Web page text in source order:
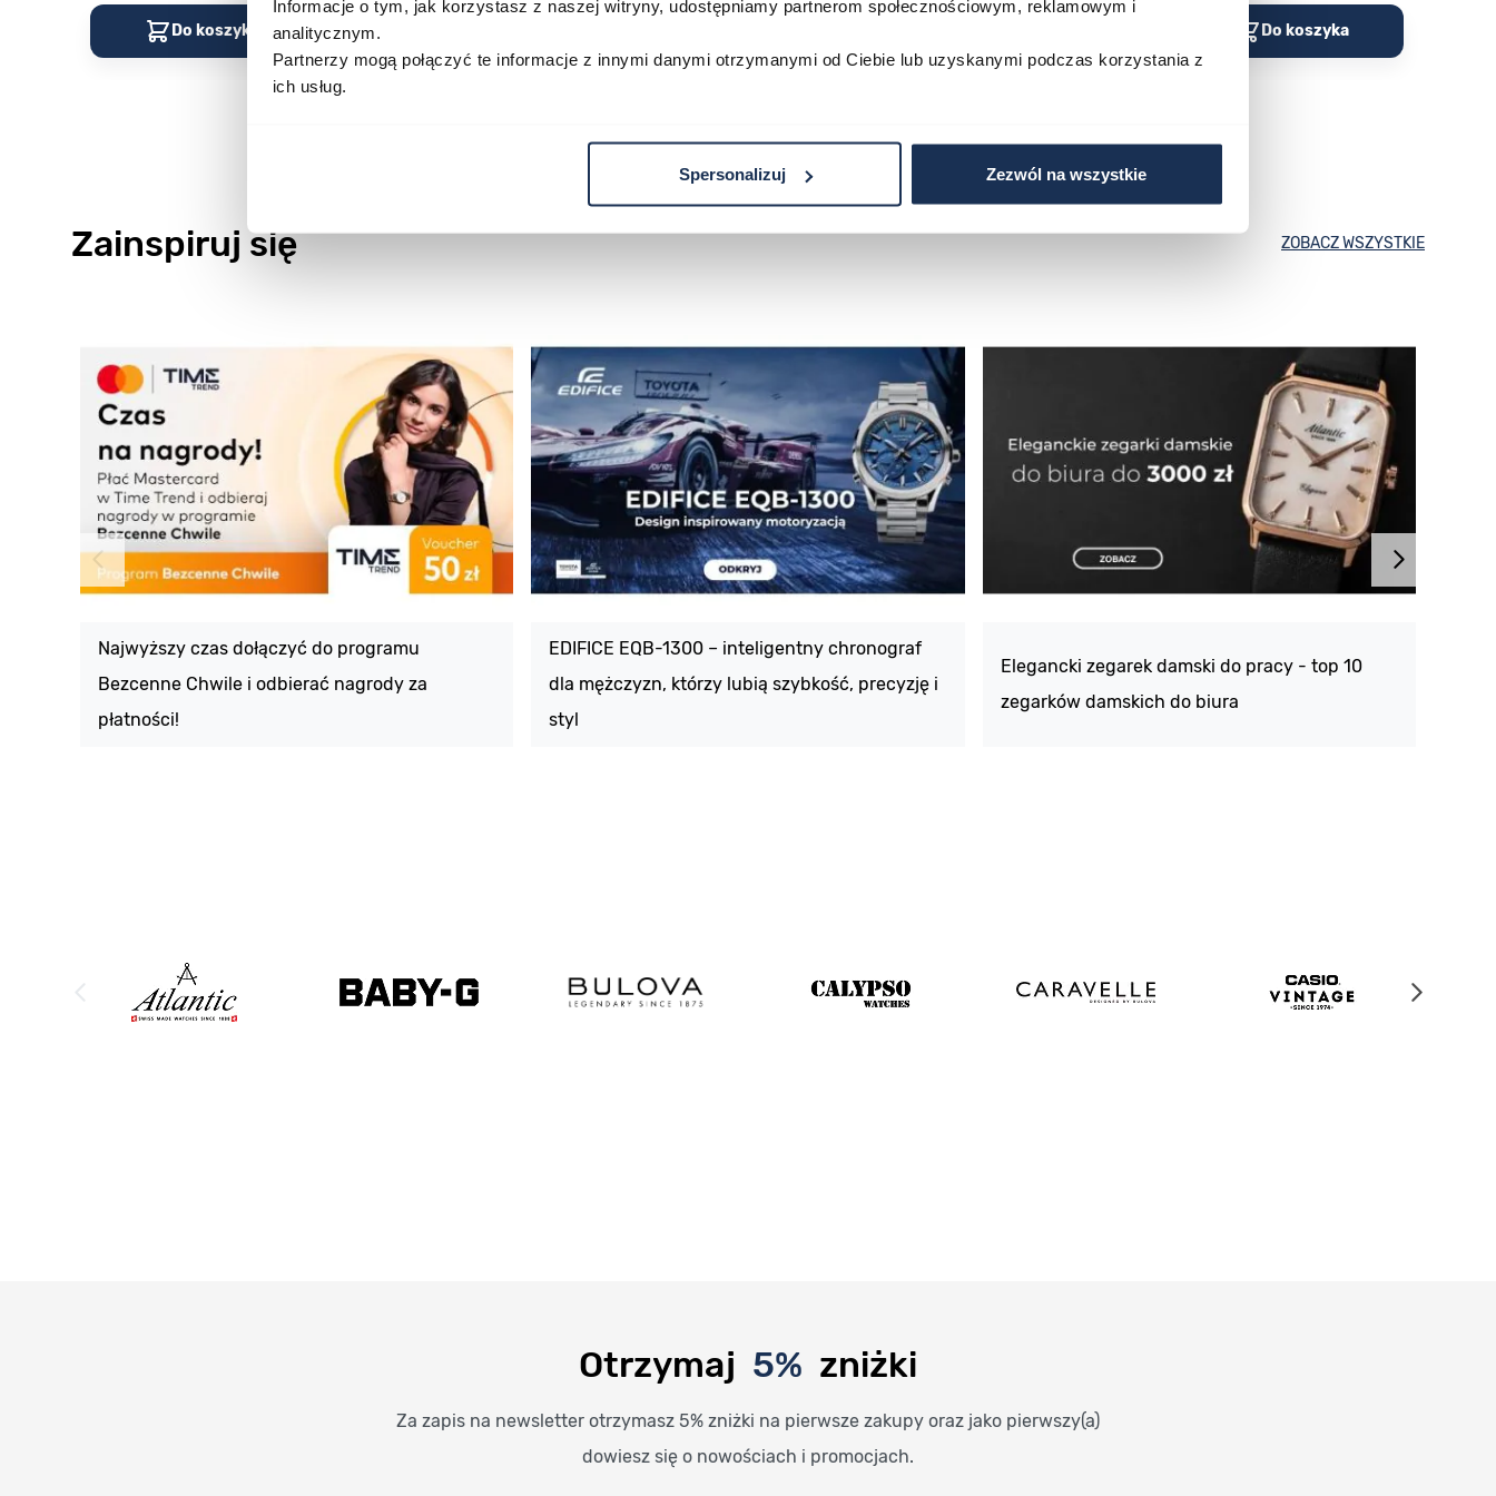
Informacje o tym, jak korzystasz z naszej witryny, udostępniamy partnerom społecznościowym, reklamowym i
analitycznym.
Partnerzy mogą połączyć te informacje z innymi danymi otrzymanymi od Ciebie lub uzyskanymi podczas korzystania z
ich usług.
Spersonalizuj Zezwól na wszystkie
Do koszyka Do koszyka
Zainspiruj się ZOBACZ WSZYSTKIE
Najwyższy czas dołączyć do programu
Bezcenne Chwile i odbierać nagrody za
płatności!
EDIFICE EQB-1300 – inteligentny chronograf
dla mężczyzn, którzy lubią szybkość, precyzję i
styl
Elegancki zegarek damski do pracy - top 10
zegarków damskich do biura
Otrzymaj 5% zniżki
Za zapis na newsletter otrzymasz 5% zniżki na pierwsze zakupy oraz jako pierwszy(a)
dowiesz się o nowościach i promocjach.